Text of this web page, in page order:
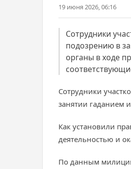
19 июня 2026, 06:16
Сотрудники
подозрению в
органы в ходе
Сотрудники
занятии гаданием
Как установили
деятельностью и
По данным